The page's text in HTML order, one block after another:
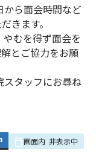
から面会時間など
きます。
むを得ず面会を
とご協力をお願
スタッフにお尋ね
画面内 非表示中